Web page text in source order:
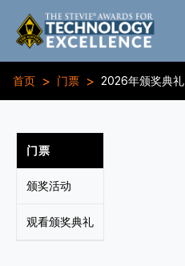
首页 > 门票 > 2026年颁奖典礼
门票
颁奖活动
观看颁奖典礼